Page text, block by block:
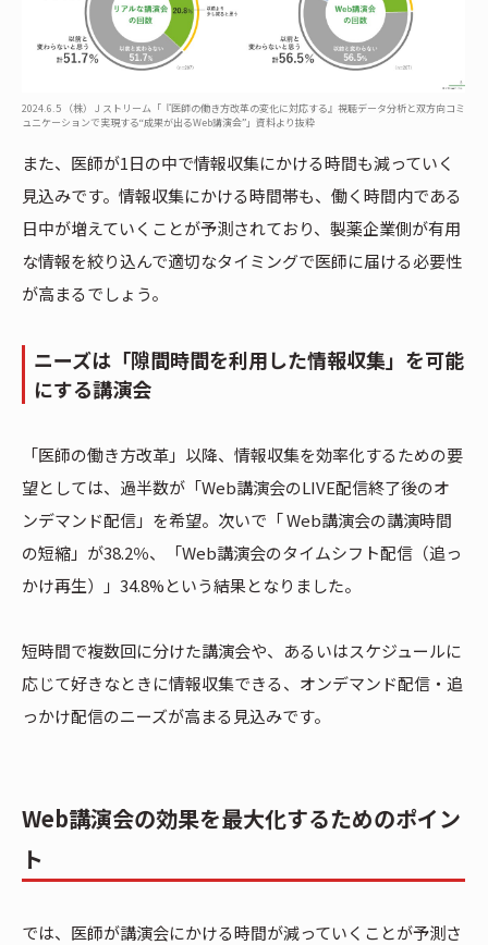
2024.6.5 （株）Ｊストリーム「『医師の働き方改革の変化に対応する』視聴データ分析と双方向コミ
ュニケーションで実現する“成果が出るWeb講演会”」資料より抜粋
また、医師が1日の中で情報収集にかける時間も減っていく
見込みです。情報収集にかける時間帯も、働く時間内である
日中が増えていくことが予測されており、製薬企業側が有用
な情報を絞り込んで適切なタイミングで医師に届ける必要性
が高まるでしょう。
ニーズは「隙間時間を利用した情報収集」を可能
にする講演会
「医師の働き方改革」以降、情報収集を効率化するための要
望としては、過半数が「Web講演会のLIVE配信終了後のオ
ンデマンド配信」を希望。次いで「 Web講演会の講演時間
の短縮」が38.2％、「Web講演会のタイムシフト配信（追っ
かけ再生）」34.8%という結果となりました。
短時間で複数回に分けた講演会や、あるいはスケジュールに
応じて好きなときに情報収集できる、オンデマンド配信・追
っかけ配信のニーズが高まる見込みです。
Web講演会の効果を最大化するためのポイン
ト
では、医師が講演会にかける時間が減っていくことが予測さ